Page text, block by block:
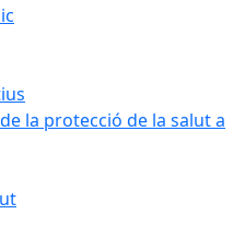
la protecció de la salut a